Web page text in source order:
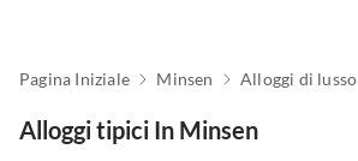
Pagina Iniziale Minsen Alloggi di lusso
Alloggi tipici In Minsen